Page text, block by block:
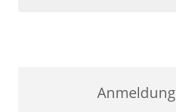
Anmeldung